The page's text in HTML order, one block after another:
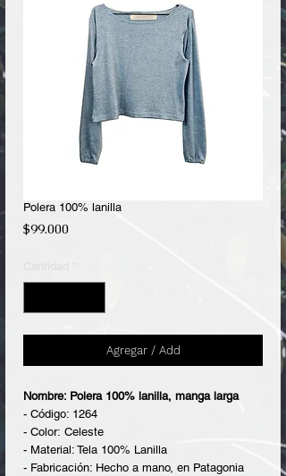
Polera 100% lanilla
$99.000
Agregar / Add
Nombre: Polera 100% lanilla, manga larga
- Código: 1264
- Color: Celeste
- Material: Tela 100% Lanilla
- Fabricación: Hecho a mano, en Patagonia